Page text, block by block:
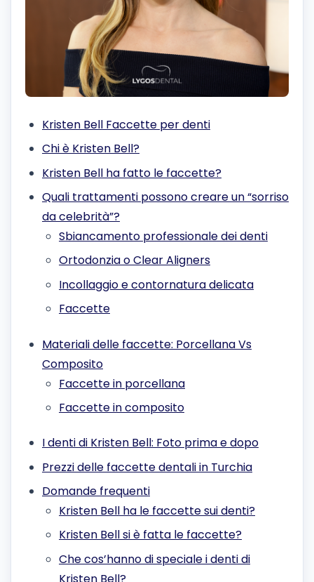
Kristen Bell Faccette per denti
Chi è Kristen Bell?
Kristen Bell ha fatto le faccette?
Quali trattamenti possono creare un “sorriso
da celebrità”?
Sbiancamento professionale dei denti
Ortodonzia o Clear Aligners
Incollaggio e contornatura delicata
Faccette
Materiali delle faccette: Porcellana Vs
Composito
Faccette in porcellana
Faccette in composito
I denti di Kristen Bell: Foto prima e dopo
Prezzi delle faccette dentali in Turchia
Domande frequenti
Kristen Bell ha le faccette sui denti?
Kristen Bell si è fatta le faccette?
Che cos’hanno di speciale i denti di
Kristen Bell?